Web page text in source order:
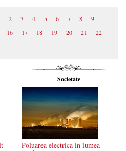
2 3 4 5 6 7 8
9
16 17 18 19 20 21
22
Societate
Poluarea electrica in lumea